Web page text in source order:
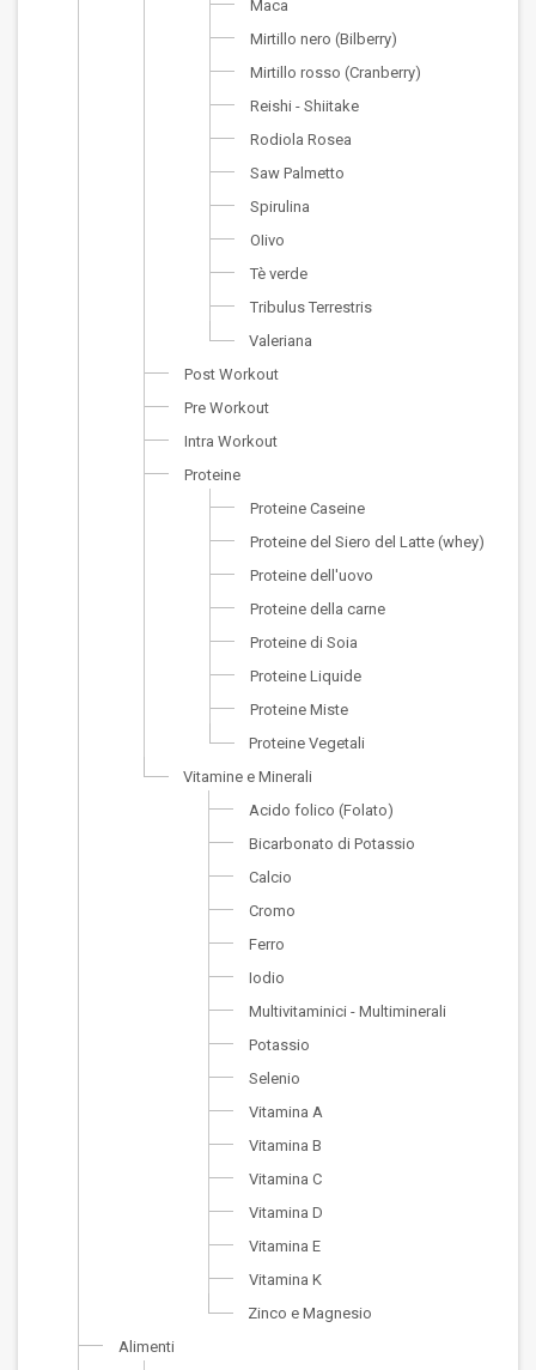
Maca
Mirtillo nero (Bilberry)
Mirtillo rosso (Cranberry)
Reishi - Shiitake
Rodiola Rosea
Saw Palmetto
Spirulina
OIivo
Tè verde
Tribulus Terrestris
Valeriana
Post Workout
Pre Workout
Intra Workout
Proteine
Proteine Caseine
Proteine del Siero del Latte (whey)
Proteine dell'uovo
Proteine della carne
Proteine di Soia
Proteine Liquide
Proteine Miste
Proteine Vegetali
Vitamine e Minerali
Acido folico (Folato)
Bicarbonato di Potassio
Calcio
Cromo
Ferro
Iodio
Multivitaminici - Multiminerali
Potassio
Selenio
Vitamina A
Vitamina B
Vitamina C
Vitamina D
Vitamina E
Vitamina K
Zinco e Magnesio
Alimenti